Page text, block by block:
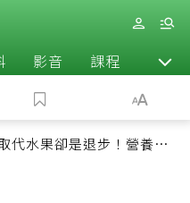
影音 課程 退休
代水果卻是退步！營養師